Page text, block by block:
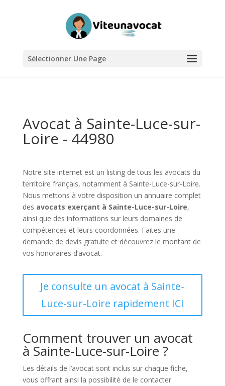
Sélectionner Une Page
Avocat à Sainte-Luce-sur-
Loire - 44980
Notre site internet est un listing de tous les avocats du
territoire français, notamment à Sainte-Luce-sur-Loire.
Nous mettons à votre disposition un annuaire complet
des avocats exerçant à Sainte-Luce-sur-Loire,
ainsi que des informations sur leurs domaines de
compétences et leurs coordonnées. Faites une
demande de devis gratuite et découvrez le montant de
vos honoraires d’avocat.
Je consulte un avocat à Sainte-
Luce-sur-Loire rapidement ICI
Comment trouver un avocat
à Sainte-Luce-sur-Loire ?
Les détails de l’avocat sont inclus sur chaque fiche,
vous offrant ainsi la possibilité de le contacter